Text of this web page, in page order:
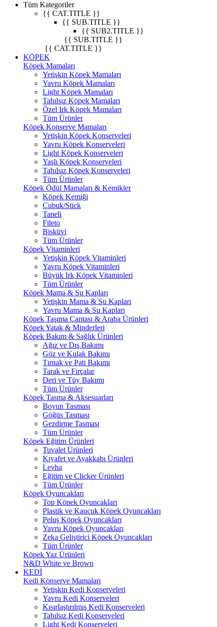
Tüm Kategoriler
{{ CAT.TITLE }}
{{ SUB.TITLE }}
{{ SUB2.TITLE }}
{{ SUB.TITLE }}
{{ CAT.TITLE }}
KÖPEK
Köpek Mamaları
Yetişkin Köpek Mamaları
Yavru Köpek Mamaları
Light Köpek Mamaları
Tahılsız Köpek Mamaları
Özel Irk Köpek Mamaları
Tüm Ürünler
Köpek Konserve Mamaları
Yetişkin Köpek Konserveleri
Yavru Köpek Konserveleri
Light Köpek Konserveleri
Yaşlı Köpek Konserveleri
Tahılsız Köpek Konserveleri
Tüm Ürünler
Köpek Ödül Mamaları & Kemikler
Köpek Kemiği
Çubuk/Stick
Taneli
Fileto
Bisküvi
Tüm Ürünler
Köpek Vitaminleri
Yetişkin Köpek Vitaminleri
Yavru Köpek Vitaminleri
Büyük Irk Köpek Vitaminleri
Tüm Ürünler
Köpek Mama & Su Kapları
Yetişkin Mama & Su Kapları
Yavru Mama & Su Kapları
Köpek Taşıma Çantası & Araba Ürünleri
Köpek Yatak & Minderleri
Köpek Bakım & Sağlık Ürünleri
Ağız ve Dış Bakımı
Göz ve Kulak Bakımı
Tırnak ve Pati Bakımı
Tarak ve Fırçalar
Deri ve Tüy Bakımı
Tüm Ürünler
Köpek Tasma & Aksesuarları
Boyun Tasması
Göğüs Tasması
Gezdirme Tasması
Tüm Ürünler
Köpek Eğitim Ürünleri
Tuvalet Ürünleri
Kıyafet ve Ayakkabı Ürünleri
Levha
Eğitim ve Clicker Ürünleri
Tüm Ürünler
Köpek Oyuncakları
Top Köpek Oyuncakları
Plastik ve Kauçuk Köpek Oyuncakları
Peluş Köpek Oyuncakları
Yavru Köpek Oyuncakları
Zeka Geliştirici Köpek Oyuncakları
Tüm Ürünler
Köpek Yaz Ürünleri
N&D White ve Brown
KEDİ
Kedi Konserve Mamaları
Yetişkin Kedi Konserveleri
Yavru Kedi Konserveleri
Kısırlaştırılmış Kedi Konserveleri
Tahılsız Kedi Konserveleri
Light Kedi Konserveleri